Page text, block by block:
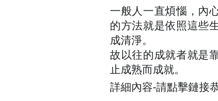
一般人一直煩惱，內
的方法就是依照這些
成清淨。
故以往的成就者就是
止成熟而成就。
詳細內容-請點擊鏈接